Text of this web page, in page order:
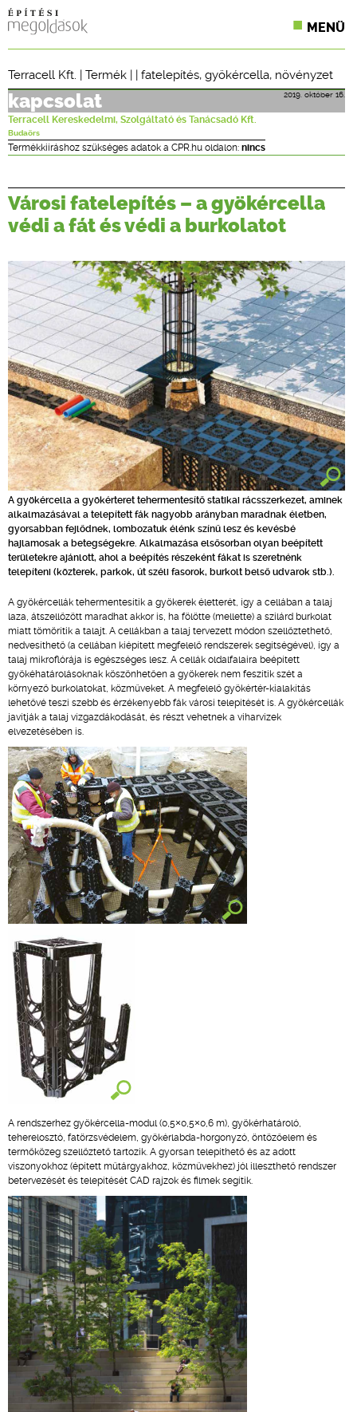
MENÜ
ONLINE KÉPZÉSEK
Terracell Kft. | Termék | | fatelepítés, gyökércella, növényzet
2019. október 16.
kapcsolat
Terracell Kereskedelmi, Szolgáltató és Tanácsadó Kft.
Budaörs
Termékkiíráshoz szükséges adatok a CPR.hu oldalon: nincs
Városi fatelepítés – a gyökércella
védi a fát és védi a burkolatot
A gyökércella a gyökérteret tehermentesítő statikai rácsszerkezet, aminek
alkalmazásával a telepített fák nagyobb arányban maradnak életben,
gyorsabban fejlődnek, lombozatuk élénk színű lesz és kevésbé
hajlamosak a betegségekre. Alkalmazása elsősorban olyan beépített
területekre ajánlott, ahol a beépítés részeként fákat is szeretnénk
telepíteni (közterek, parkok, út széli fasorok, burkolt belső udvarok stb.).
A gyökércellák tehermentesítik a gyökerek életterét, így a cellában a talaj
laza, átszellőzött maradhat akkor is, ha fölötte (mellette) a szilárd burkolat
miatt tömörítik a talajt. A cellákban a talaj tervezett módon szellőztethető,
nedvesíthető (a cellában kiépített megfelelő rendszerek segítségével), így a
talaj mikroflórája is egészséges lesz. A cellák oldalfalaira beépített
gyökéhatárolásoknak köszönhetően a gyökerek nem feszítik szét a
környező burkolatokat, közműveket. A megfelelő gyökértér-kialakítás
lehetővé teszi szebb és érzékenyebb fák városi telepítését is. A gyökércellák
javítják a talaj vízgazdákodását, és részt vehetnek a viharvizek
elvezetésében is.
A rendszerhez gyökércella-modul (0,5×0,5×0,6 m), gyökérhatároló,
teherelosztó, fatörzsvédelem, gyökérlabda-horgonyzó, öntözőelem és
termőközeg szellőztető tartozik. A gyorsan telepíthető és az adott
viszonyokhoz (épített műtárgyakhoz, közművekhez) jól illeszthető rendszer
betervezését és telepítését CAD rajzok és filmek segítik.